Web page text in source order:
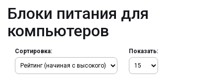
Блоки питания для
компьютеров
Сортировка: Показать: